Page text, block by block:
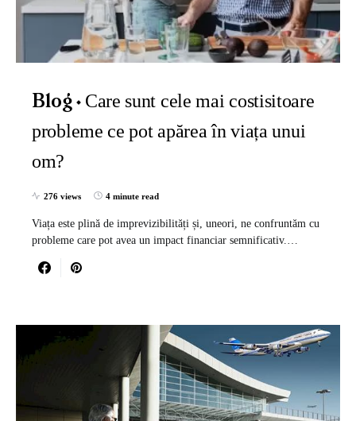
Blog
Care sunt cele mai costisitoare
probleme ce pot apărea în viața unui
om?
276 views 4 minute read
Viața este plină de imprevizibilități și, uneori, ne confruntăm cu
probleme care pot avea un impact financiar semnificativ.…